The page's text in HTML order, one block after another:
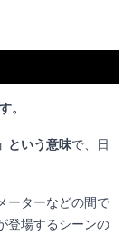
。
という意味で、日
ーターなどの間で
登場するシーンの